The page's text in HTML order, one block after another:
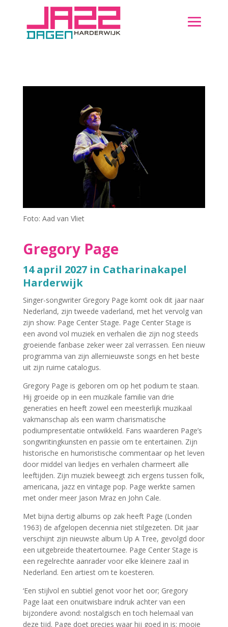
Foto: Aad van Vliet
Gregory Page
14 april 2027 in Catharinakapel
Harderwijk
Singer-songwriter Gregory Page komt ook dit jaar naar
Nederland, zijn tweede vaderland, met het vervolg van
zijn show: Page Center Stage. Page Center Stage is
een avond vol muziek en verhalen die zijn nog steeds
groeiende fanbase zeker weer zal verrassen. Een nieuw
programma van zijn allernieuwste songs en het beste
uit zijn ruime catalogus.
Gregory Page is geboren om op het podium te staan.
Hij groeide op in een muzikale familie van drie
generaties en heeft zowel een meesterlijk muzikaal
vakmanschap als een warm charismatische
podiumpresentatie ontwikkeld. Fans waarderen Page’s
songwritingkunsten en passie om te entertainen. Zijn
historische en humoristische commentaar op het leven
door middel van liedjes en verhalen charmeert alle
leeftijden. Zijn muziek beweegt zich ergens tussen folk,
americana, jazz en vintage pop. Page werkte samen
met onder meer Jason Mraz en John Cale.
Met bijna dertig albums op zak heeft Page (Londen
1963) de afgelopen decennia niet stilgezeten. Dit jaar
verschijnt zijn nieuwste album Up A Tree, gevolgd door
een uitgebreide theatertournee. Page Center Stage is
een regelrechte aanrader voor elke kleinere zaal in
Nederland. Een artiest om te koesteren.
‘Een stijlvol en subtiel genot voor het oor; Gregory
Page laat een onuitwisbare indruk achter van een
bijzondere avond: nostalgisch en toch helemaal van
deze tijd. Page doet precies waar hij goed in is: mooie